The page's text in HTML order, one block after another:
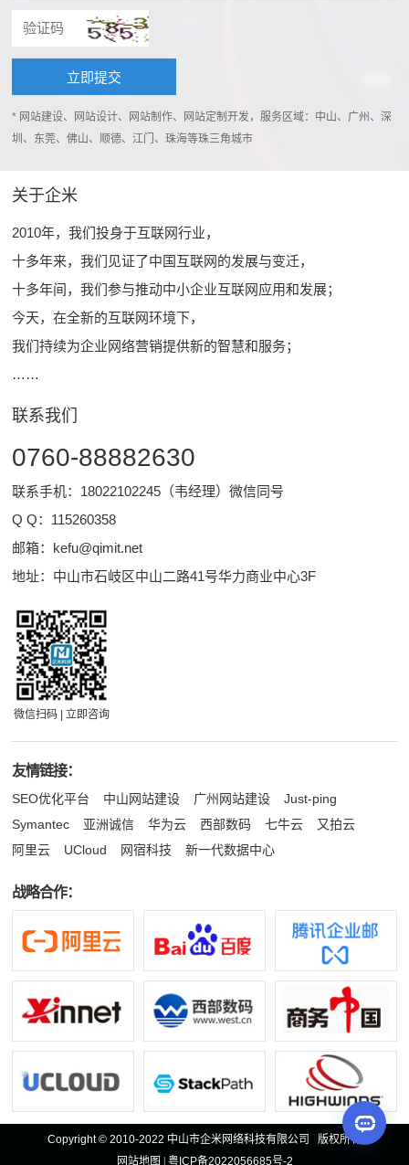
* 网站建设、网站设计、网站制作、网站定制开发，服务区域：中山、广州、深
圳、东莞、佛山、顺德、江门、珠海等珠三角城市
关于企米
2010年，我们投身于互联网行业，
十多年来，我们见证了中国互联网的发展与变迁，
十多年间，我们参与推动中小企业互联网应用和发展；
今天，在全新的互联网环境下，
我们持续为企业网络营销提供新的智慧和服务；
……
联系我们
0760-88882630
联系手机：18022102245（韦经理）微信同号
Q Q： 115260358
邮箱： kefu@qimit.net
地址：中山市石岐区中山二路41号华力商业中心3F
微信扫码 | 立即咨询
友情链接：
SEO优化平台 中山网站建设 广州网站建设
Just-ping
Symantec
亚洲诚信 华为云 西部数码 七牛云
又拍云
阿里云
UCloud 网宿科技 新一代数据中心
战略合作：
Copyright © 2010-2022 中山市企米网络科技有限公司 版权所有
网站地图
粤ICP备2022056685号-2